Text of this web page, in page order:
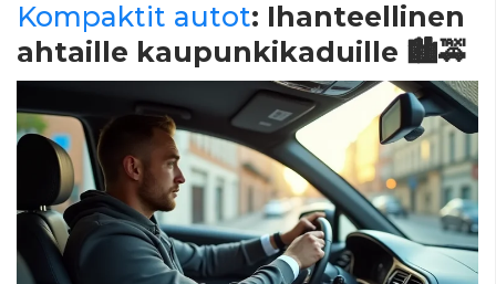
Kompaktit autot: Ihanteellinen
ahtaille kaupunkikaduille 🏙️🚕